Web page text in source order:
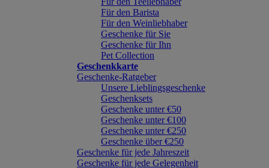
Für den Barista
Für den Weinliebhaber
Geschenke für Sie
Geschenke für Ihn
Pet Collection
Geschenkkarte
Geschenke-Ratgeber
Unsere Lieblingsgeschenke
Geschenksets
Geschenke unter €50
Geschenke unter €100
Geschenke unter €250
Geschenke über €250
Geschenke für jede Jahreszeit
Geschenke für jede Gelegenheit